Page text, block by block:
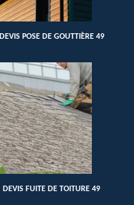
DEVIS POSE DE GOUTTIÈRE 49
DEVIS FUITE DE TOITURE 49